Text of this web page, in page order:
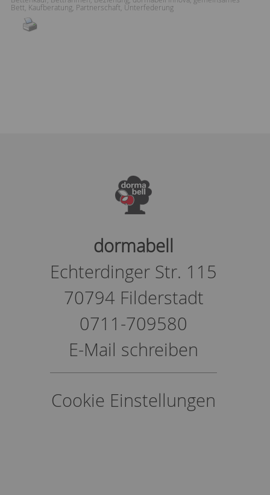
Bett Kaufberatung Partnerschaft Unterfederung
dormabell
Echterdinger Str. 115
70794 Filderstadt
0711-709580
E-Mail schreiben
Cookie Einstellungen